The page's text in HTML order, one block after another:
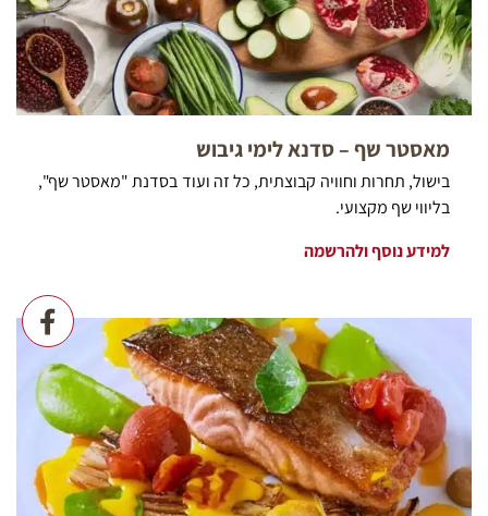
מאסטר שף – סדנא לימי גיבוש
בישול, תחרות וחוויה קבוצתית, כל זה ועוד בסדנת "מאסטר שף",
בליווי שף מקצועי.
למידע נוסף ולהרשמה